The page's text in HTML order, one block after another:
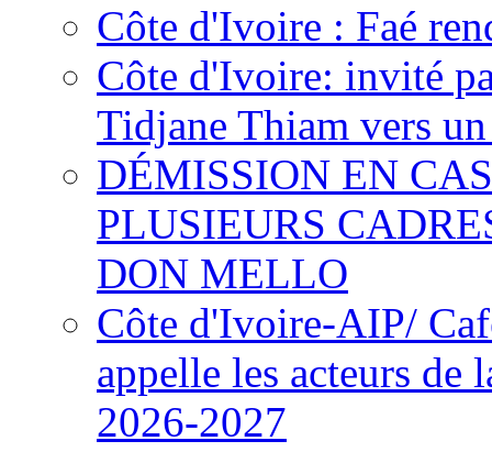
Côte d'Ivoire : Faé
Côte d'Ivoire: invité
Tidjane Thiam vers
DÉMISSION EN
PLUSIEURS
DON MELLO
Côte d'Ivoire-AIP/
appelle les acteurs de
2026-2027